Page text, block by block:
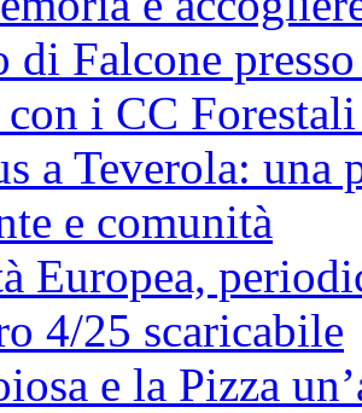
di Falcone
con i CC
a Teverola: una
e comunità
Europea,
4/25 scaricabile
e la Pizza